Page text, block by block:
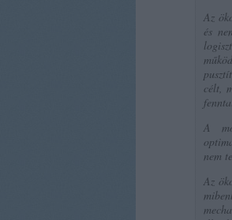
Az
és
célt,
A
nem
Az